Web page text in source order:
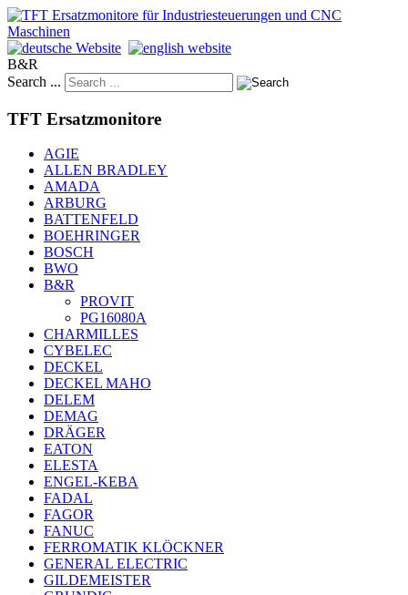
B&R
Search ...
TFT Ersatzmonitore
AGIE
ALLEN BRADLEY
AMADA
ARBURG
BATTENFELD
BOEHRINGER
BOSCH
BWO
B&R
PROVIT
PG16080A
CHARMILLES
CYBELEC
DECKEL
DECKEL MAHO
DELEM
DEMAG
DRÄGER
EATON
ELESTA
ENGEL-KEBA
FADAL
FAGOR
FANUC
FERROMATIK KLÖCKNER
GENERAL ELECTRIC
GILDEMEISTER